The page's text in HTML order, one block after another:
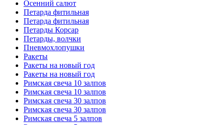
Осенний салют
Петарда фитильная
Петарда фитильная
Петарды Корсар
Петарды, волчки
Пневмохлопушки
Ракеты
Ракеты на новый год
Ракеты на новый год
Римская свеча 10 залпов
Римская свеча 10 залпов
Римская свеча 30 залпов
Римская свеча 30 залпов
Римская свеча 5 залпов